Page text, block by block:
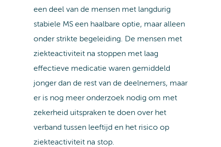
een deel van de mensen met langdurig
stabiele MS een haalbare optie, maar alleen
onder strikte begeleiding. De mensen met
ziekteactiviteit na stoppen met laag
effectieve medicatie waren gemiddeld
jonger dan de rest van de deelnemers, maar
er is nog meer onderzoek nodig om met
zekerheid uitspraken te doen over het
verband tussen leeftijd en het risico op
ziekteactiviteit na stop.